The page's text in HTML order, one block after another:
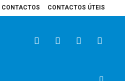
CONTACTOS CONTACTOS ÚTEIS
elétrico para reforçar cuidados na área